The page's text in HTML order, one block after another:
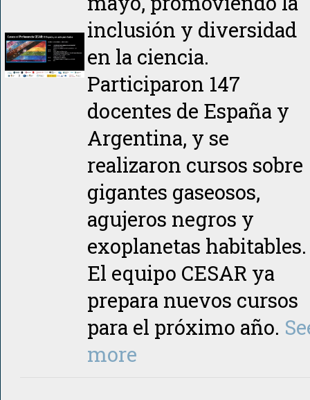
inclusión y diversidad
en la ciencia.
Participaron 147
docentes de España y
Argentina, y se
realizaron cursos sobre
gigantes gaseosos,
agujeros negros y
exoplanetas habitables.
El equipo CESAR ya
prepara nuevos cursos
para el próximo año.
more